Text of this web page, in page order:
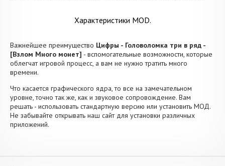
Характеристики MOD.
Важнейшее преимущество Цифры - Головоломка три в ряд -
[Взлом Много монет] - вспомогательные возможности, которые
облегчат игровой процесс, а вам не нужно тратить много
времени.
Что касается графического ядра, то все на замечательном
уровне, точно так же, как и звуковое сопровождение. Вам
решать - использовать стандартную версию или установить МОД.
Не забывайте открывать наш сайт для установки различных
приложений.